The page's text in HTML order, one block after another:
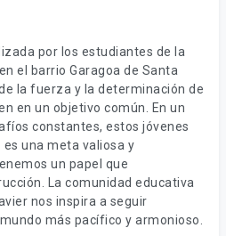
por los estudiantes de la
el barrio Garagoa de Santa
la fuerza y la determinación de
en un objetivo común. En un
constantes, estos jóvenes
una meta valiosa y
un papel que
La comunidad educativa
nos inspira a seguir
más pacífico y armonioso.